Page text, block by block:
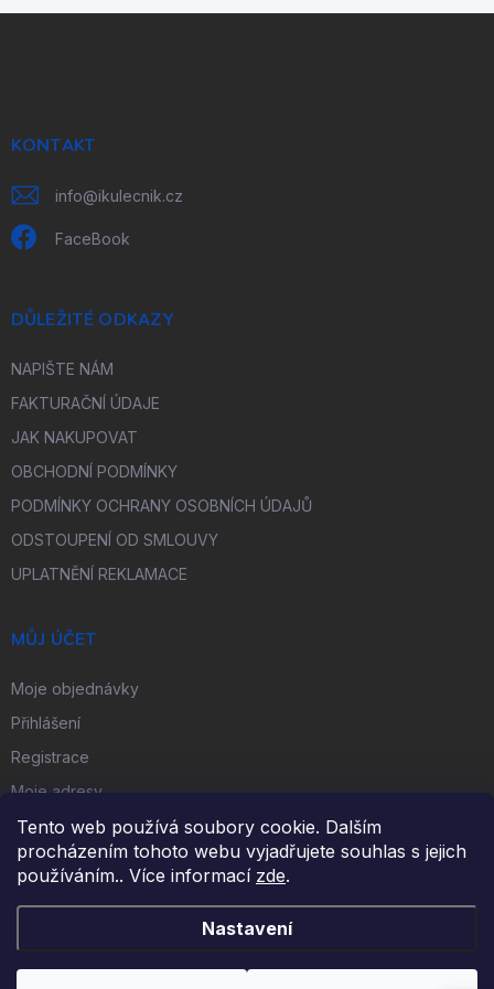
Tento web používá soubory cookie. Dalším
procházením tohoto webu vyjadřujete souhlas s jejich
používáním.. Více informací zde.
Nastavení
KONTAKT
info@ikulecnik.cz
FaceBook
DŮLEŽITÉ ODKAZY
NAPIŠTE NÁM
FAKTURAČNÍ ÚDAJE
JAK NAKUPOVAT
OBCHODNÍ PODMÍNKY
PODMÍNKY OCHRANY OSOBNÍCH ÚDAJŮ
ODSTOUPENÍ OD SMLOUVY
UPLATNĚNÍ REKLAMACE
MŮJ ÚČET
Moje objednávky
Přihlášení
Registrace
Moje adresy
FACEBOOK